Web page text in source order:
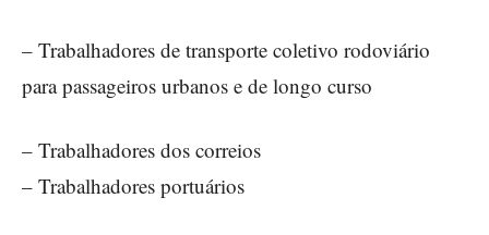
– Trabalhadores de transporte coletivo rodoviário
para passageiros urbanos e de longo curso
– Trabalhadores dos correios
– Trabalhadores portuários